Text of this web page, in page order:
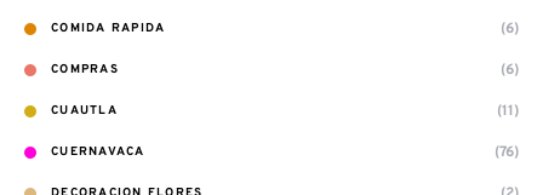
COMIDA RAPIDA (6)
COMPRAS (6)
CUAUTLA (11)
CUERNAVACA (76)